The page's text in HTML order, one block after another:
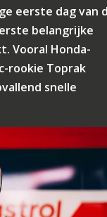
eerste dag van
belangrijke
Vooral Honda-
rookie Toprak
snelle